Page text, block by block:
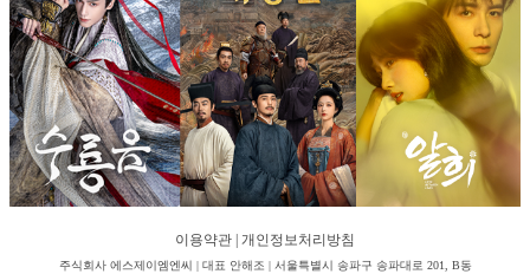
이용약관 개인정보처리방침
주식회사 에스제이엠엔씨 | 대표 안해조 | 서울특별시 송파구 송파대로 201, B동